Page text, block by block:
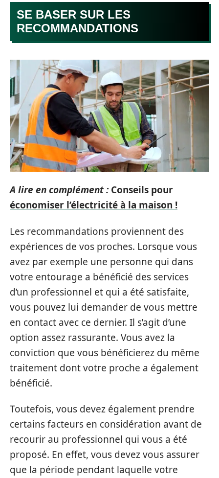
SE BASER SUR LES
RECOMMANDATIONS
A lire en complément : Conseils pour
économiser l’électricité à la maison !
Les recommandations proviennent des
expériences de vos proches. Lorsque vous
avez par exemple une personne qui dans
votre entourage a bénéficié des services
d’un professionnel et qui a été satisfaite,
vous pouvez lui demander de vous mettre
en contact avec ce dernier. Il s’agit d’une
option assez rassurante. Vous avez la
conviction que vous bénéficierez du même
traitement dont votre proche a également
bénéficié.
Toutefois, vous devez également prendre
certains facteurs en considération avant de
recourir au professionnel qui vous a été
proposé. En effet, vous devez vous assurer
que la période pendant laquelle votre